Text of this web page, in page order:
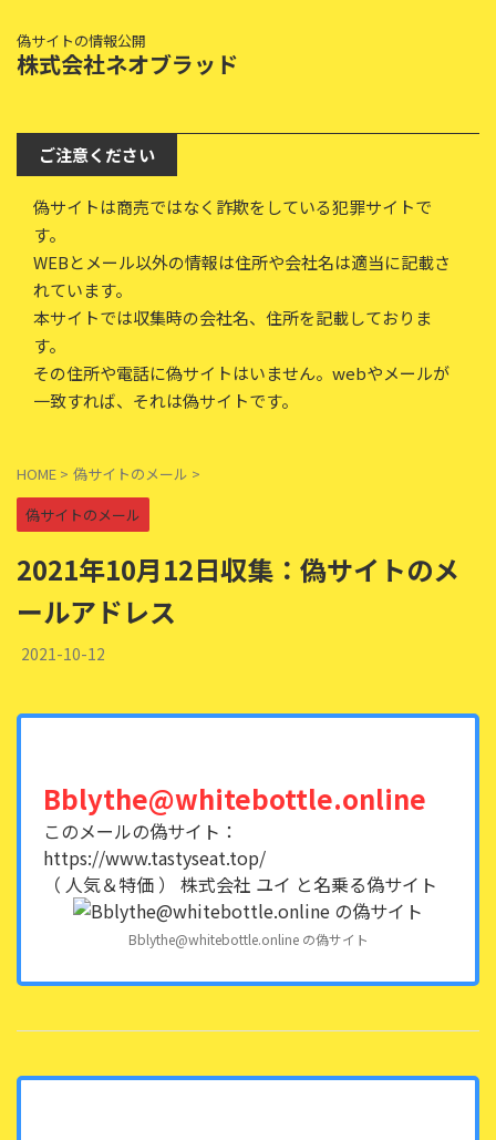
偽サイトの情報公開
株式会社ネオブラッド
ご注意ください
偽サイトは商売ではなく詐欺をしている犯罪サイトで
す。
WEBとメール以外の情報は住所や会社名は適当に記載さ
れています。
本サイトでは収集時の会社名、住所を記載しておりま
す。
その住所や電話に偽サイトはいません。webやメールが
一致すれば、それは偽サイトです。
HOME > 偽サイトのメール >
偽サイトのメール
2021年10月12日収集：偽サイトのメ
ールアドレス
2021-10-12
Bblythe@whitebottle.online
このメールの偽サイト：
https://www.tastyseat.top/
（ 人気＆特価 ） 株式会社 ユイ と名乗る偽サイト
Bblythe@whitebottle.online の偽サイト